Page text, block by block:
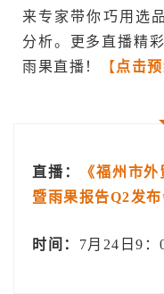
来专家带你巧用选
分析。更多直播精
雨果直播！
【 点击
直播：
《福州市
暨雨果报告Q2发布
时间： 7月24日9：